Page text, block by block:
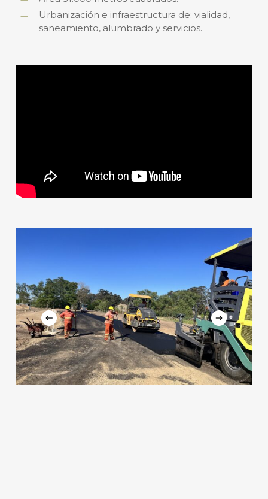
Urbanización e infraestructura de; vialidad,
saneamiento, alumbrado y servicios.